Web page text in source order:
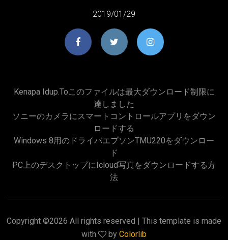
2019/01/29
Kenapa Idup.toこのファイルは最大ダウンロード制限に
達しました
ソニーのカメラにスマートコントロールアプリをダウン
ロードする
Windows 8用のドライバエプソンTMU220をダウンロー
ド
PC上のデスクトップにicloud写真をダウンロードする方
法
Copyright ©2026 All rights reserved | This template is made
with
by Colorlib